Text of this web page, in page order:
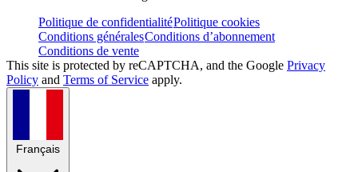
Politique de confidentialitéPolitique cookies
Conditions généralesConditions d’abonnement
Conditions de vente
This site is protected by reCAPTCHA, and the Google Privacy
Policy and Terms of Service apply.
Français